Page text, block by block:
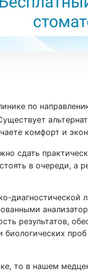
по
комфорт и
сдать
в очереди, а
диагностической
результатов,
биологических
то в нашем